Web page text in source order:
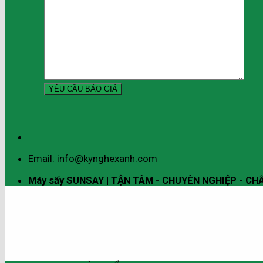
Email: info@kynghexanh.com
Máy sấy SUNSAY | TẬN TÂM - CHUYÊN NGHIỆP -